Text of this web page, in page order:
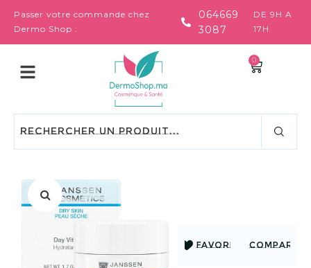
Passer votre commande chez
Dermo Shop :
064669
3087
DE 9H A
17H
0
FAVORIS COMPARER